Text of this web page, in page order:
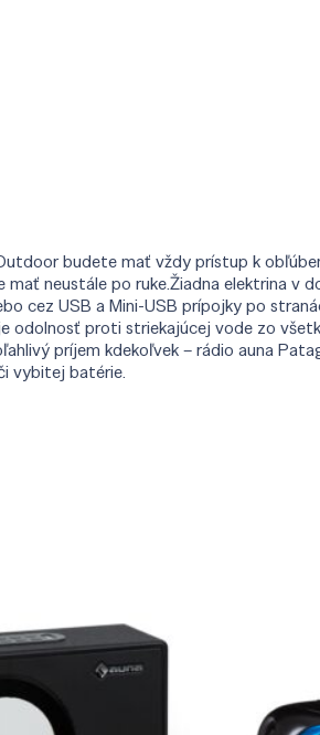
budete mať vždy prístup k
neustále po ruke.Žiadna elektrina v
cez USB a Mini-USB prípojky po
odolnosť proti striekajúcej vode zo
príjem kdekoľvek – rádio auna
vybitej batérie.